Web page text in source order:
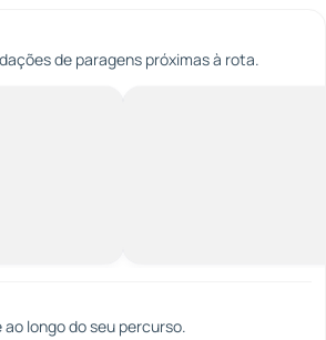
de paragens próximas à rota.
longo do seu percurso.